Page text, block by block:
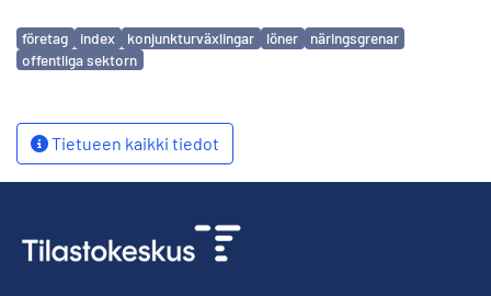
Avainsanat
företag index konjunkturväxlingar löner
näringsgrenar
offentliga sektorn
Tietueen kaikki tiedot